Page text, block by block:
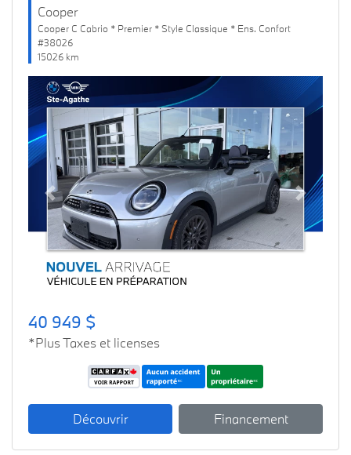
Cooper
Cooper C Cabrio * Premier * Style Classique * Ens. Confort
#38026
15026 km
Previous Next
40 949 $
*Plus Taxes et licenses
Découvrir Financement